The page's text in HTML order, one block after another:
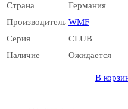
Страна
Германия
Производитель WMF
Серия
CLUB
Наличие
Ожидается
В